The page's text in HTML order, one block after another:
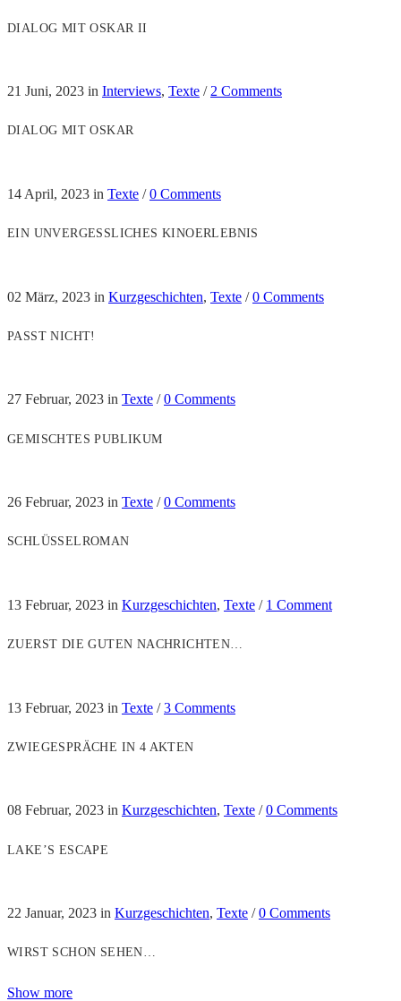
DIALOG MIT OSKAR II
21 Juni, 2023 in Interviews, Texte / 2 Comments
DIALOG MIT OSKAR
14 April, 2023 in Texte /0 Comments
EIN UNVERGESSLICHES KINOERLEBNIS
02 März, 2023 in Kurzgeschichten, Texte /0 Comments
PASST NICHT!
27 Februar, 2023 in Texte /0 Comments
GEMISCHTES PUBLIKUM
26 Februar, 2023 in Texte /0 Comments
SCHLÜSSELROMAN
13 Februar, 2023 in Kurzgeschichten, Texte / 1 Comment
ZUERST DIE GUTEN NACHRICHTEN…
13 Februar, 2023 in Texte /3 Comments
ZWIEGESPRÄCHE IN 4 AKTEN
08 Februar, 2023 in Kurzgeschichten, Texte /0 Comments
LAKE’S ESCAPE
22 Januar, 2023 in Kurzgeschichten, Texte /0 Comments
WIRST SCHON SEHEN…
Show more